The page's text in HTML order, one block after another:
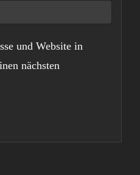
und Website in
nächsten